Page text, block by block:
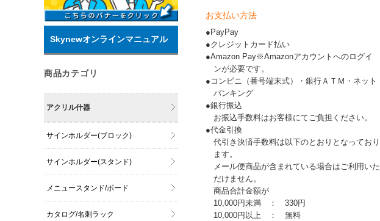
お支払い方法
●PayPay
●クレジットカード払い
●Amazon Pay※Amazonアカウントへのログイ
ンが必要です。
●コンビニ（番号端末式）・銀行ＡＴＭ・ネット
バンキング
●銀行振込
お振込手数料はお客様にてご負担ください。
●代金引換
代引き決済手数料は以下のとおりとなっており
ます。
メール便商品が含まれている場合はご利用いた
だけません。
商品合計金額が
10,000円未満 ： 330円
10,000円以上 ： 無料
Skynewオンラインマニュアル
商品カテゴリ
アクリル什器
サインホルダー(ブロック)
サインホルダー(スタンド)
メニュースタンド/ボード
カタログ/名刺ラック